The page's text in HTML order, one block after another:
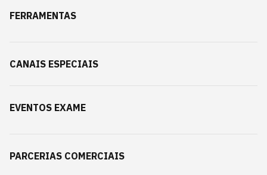
FERRAMENTAS
CANAIS ESPECIAIS
EVENTOS EXAME
PARCERIAS COMERCIAIS